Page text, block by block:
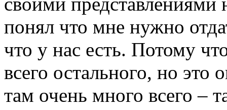
понял что мне нужно
что у нас есть. Потому
всего остального, но это
там очень много всего –